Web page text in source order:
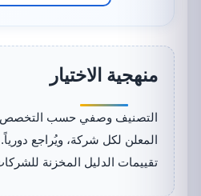
منهجية الاختيار
التصنيف وصفي حسب التخصص
المعلن لكل شركة، ويُراجع
تقييمات الدليل المخزنة